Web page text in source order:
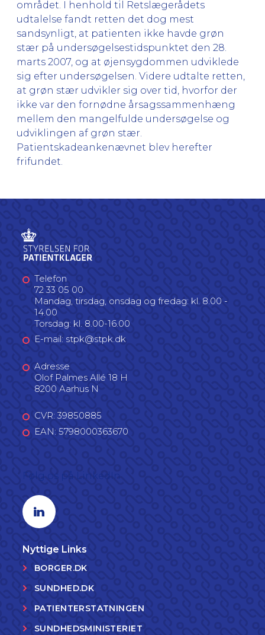
området. I henhold til Retslægerådets
udtalelse fandt retten det dog mest
sandsynligt, at patienten ikke havde grøn
stær på undersøgelsestidspunktet den 28.
marts 2007, og at øjensygdommen udviklede
sig efter undersøgelsen. Videre udtalte retten,
at grøn stær udvikler sig over tid, hvorfor der
ikke var den fornødne årsagssammenhæng
mellem den mangelfulde undersøgelse og
udviklingen af grøn stær.
Patientskadeankenævnet blev herefter
frifundet.
Telefon
72 33 05 00
Mandag, tirsdag, onsdag og fredag: kl. 8.00 -
14.00
Torsdag: kl. 8.00-16.00
E-mail: stpk@stpk.dk
Adresse
Olof Palmes Allé 18 H
8200 Aarhus N
CVR: 39850885
EAN: 5798000363670
Linkedin profil
Nyttige Links
BORGER.DK
SUNDHED.DK
PATIENTERSTATNINGEN
SUNDHEDSMINISTERIET